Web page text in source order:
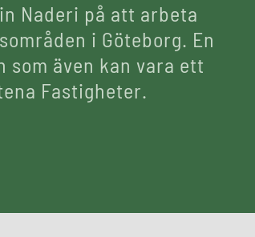
Naderi på att arbeta
i Göteborg. En
som även kan vara ett
Fastigheter.